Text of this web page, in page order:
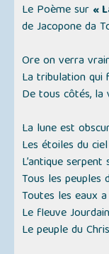
Le Poème sur «
de Jacopone da
Ore on verra
La tribulation qui
De tous côtés, la
La lune est
Les étoiles du
L’antique
Tous les peuples
Toutes les eaux
Le fleuve
Le peuple du